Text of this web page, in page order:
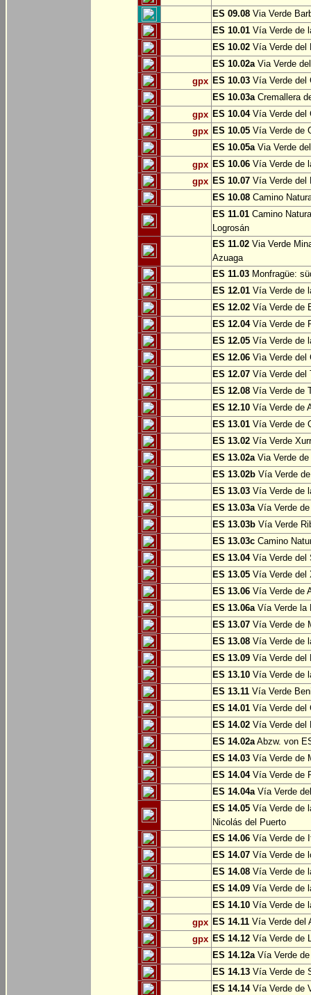
ES 09.08 Via Verde
ES 10.01 Vía Verde de
ES 10.02 Vía Verde del
ES 10.02aVia Verde
gpx ES 10.03 Vía Verde del
ES 10.03aCremallera
gpx ES 10.04Vía Verde del
gpx ES 10.05 Vía Verde de
ES 10.05aVia Verde
gpx ES 10.06 Vía Verde de
gpx ES 10.07 Vía Verde del
ES 10.08 Camino
ES 11.01 Camino
Logrosán
ES 11.02 Via Verde
Azuaga
ES 11.03 Monfragüe:
ES 12.01 Vía Verde de
ES 12.02 Vía Verde de
ES 12.04Vía Verde de
ES 12.05 Vía Verde de
ES 12.06 Vìa Verde del
ES 12.07 Vía Verde del
ES 12.08 Vía Verde de
ES 12.10 Vía Verde de
ES 13.01 Vía Verde de
ES 13.02 Vía Verde
ES 13.02aVia Verde de
ES 13.02b Vía Verde
ES 13.03 Vía Verde de
ES 13.03aVía Verde de
ES 13.03b Vía Verde
ES 13.03c Camino
ES 13.04Vía Verde del
ES 13.05 Vía Verde del
ES 13.06 Vía Verde de
ES 13.06aVía Verde la
ES 13.07 Vía Verde de
ES 13.08 Vía Verde de
ES 13.09 Vía Verde del
ES 13.10 Vía Verde de
ES 13.11 Vía Verde
ES 14.01 Vía Verde del
ES 14.02 Vía Verde del
ES 14.02aAbzw. von
ES 14.03 Vía Verde de
ES 14.04Vía Verde de
ES 14.04aVía Verde
ES 14.05 Vía Verde de
Nicolás del Puerto
ES 14.06 Vía Verde de
ES 14.07 Vía Verde de
ES 14.08 Vía Verde de
ES 14.09 Vía Verde de
ES 14.10 Vía Verde de
gpx ES 14.11 Vía Verde del
gpx ES 14.12 Vía Verde de
ES 14.12aVía Verde de
ES 14.13 Vía Verde de
ES 14.14Vía Verde de